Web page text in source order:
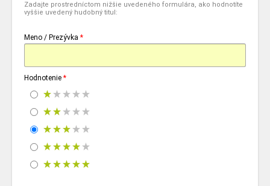
Zadajte prostredníctom nižšie uvedeného formulára, ako hodnotíte
vyššie uvedený hudobný titul:
Meno / Prezývka *
Hodnotenie *